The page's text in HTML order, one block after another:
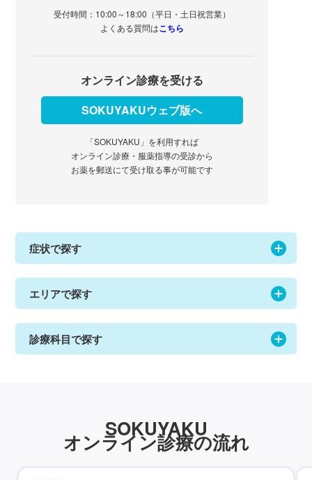
受付時間：10:00～18:00（平日・土日祝営業）
よくある質問はこちら
オンライン診療を受ける
SOKUYAKUウェブ版へ
「SOKUYAKU」を利用すれば
オンライン診療・服薬指導の受診から
お薬を郵送にて受け取る事が可能です
症状で探す
エリアで探す
診療科目で探す
SOKUYAKU
オンライン診療の流れ